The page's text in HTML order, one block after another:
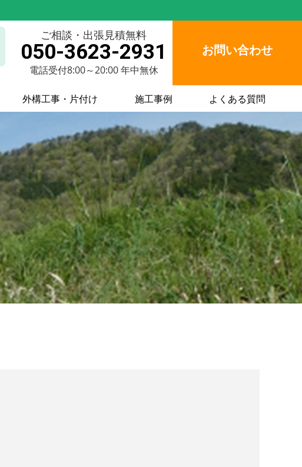
ご相談・出張見積無料
050-3623-2931
電話受付8:00～20:00 年中無休
お問い合わせ
外構工事・片付け 施工事例 よくある質問